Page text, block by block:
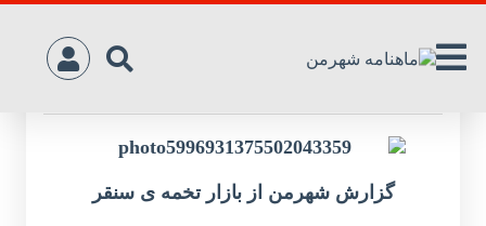
گزارش شهرمن از بازار تخمه ی سنقر